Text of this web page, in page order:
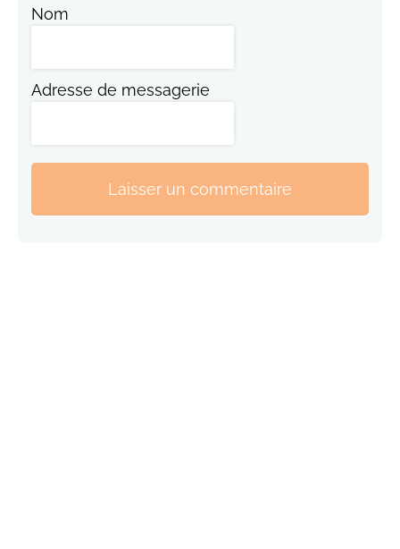
Nom
Adresse de messagerie
Laisser un commentaire